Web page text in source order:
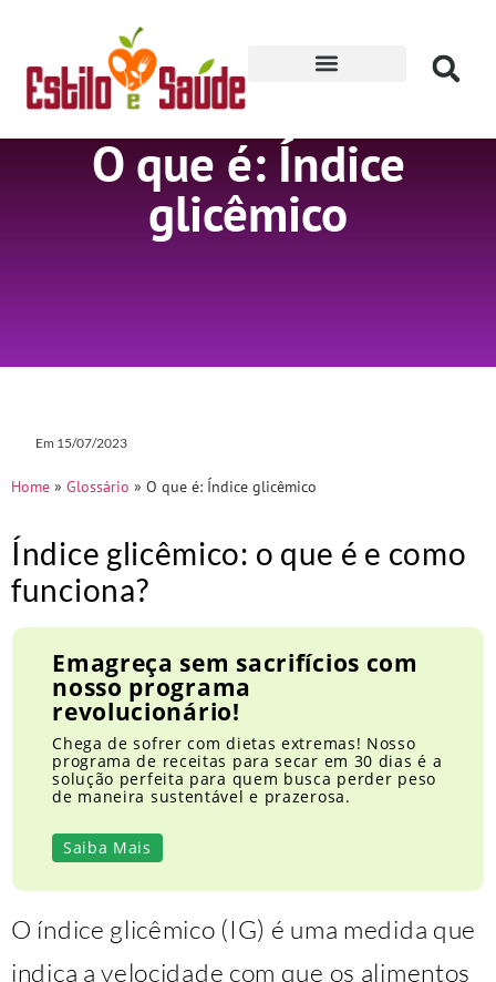
O que é: Índice
glicêmico
Em 15/07/2023
Home » Glossário » O que é: Índice glicêmico
Índice glicêmico: o que é e como
funciona?
Emagreça sem sacrifícios com
nosso programa
revolucionário!
Chega de sofrer com dietas extremas! Nosso
programa de receitas para secar em 30 dias é a
solução perfeita para quem busca perder peso
de maneira sustentável e prazerosa.
Saiba Mais
O índice glicêmico (IG) é uma medida que
indica a velocidade com que os alimentos